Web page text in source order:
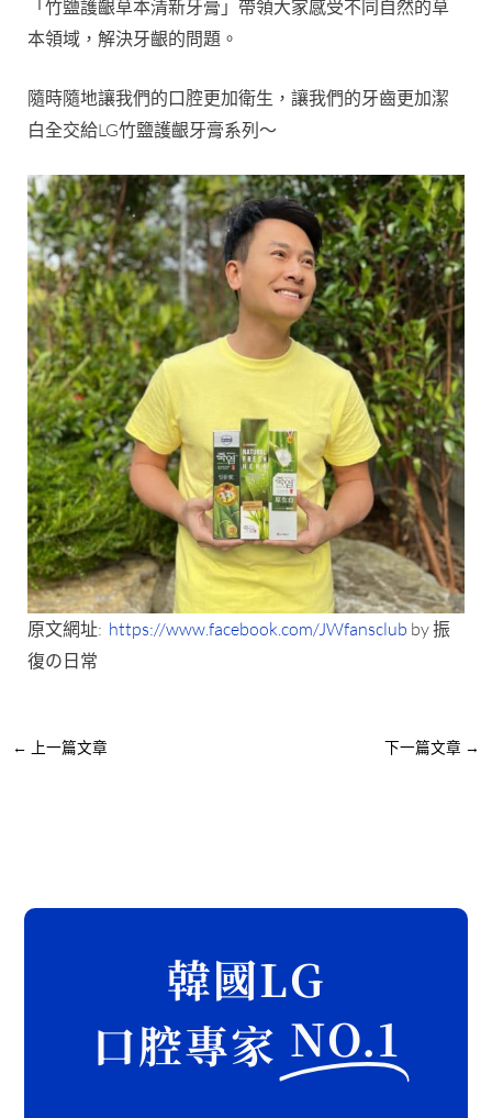
「竹鹽護齦草本清新牙膏」帶領大家感受不同自然的草
本領域，解決牙齦的問題。
隨時隨地讓我們的口腔更加衛生，讓我們的牙齒更加潔
白全交給LG竹鹽護齦牙膏系列～
原文網址: https://www.facebook.com/JWfansclub by 振
復の日常
← 上一篇文章 下一篇文章 →
韓國LG
口腔專家 NO.1